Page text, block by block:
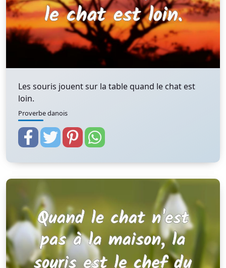
Les souris jouent sur la table quand le chat est
loin.
Proverbe danois